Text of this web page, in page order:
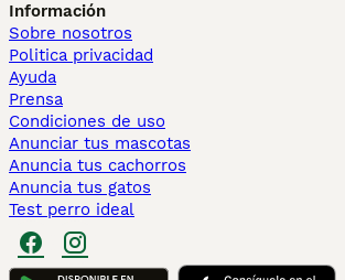
Información
Sobre nosotros
Politica privacidad
Ayuda
Prensa
Condiciones de uso
Anunciar tus mascotas
Anuncia tus cachorros
Anuncia tus gatos
Test perro ideal